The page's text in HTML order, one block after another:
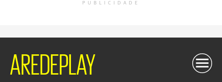
PUBLICIDADE
AREDEPLAY